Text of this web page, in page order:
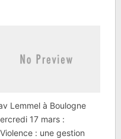
Lemmel à Boulogne
17 mars :
: une gestion